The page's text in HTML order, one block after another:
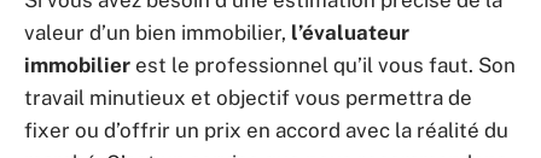
valeur d’un bien immobilier, l’évaluateur
immobilier est le professionnel qu’il vous faut. Son
travail minutieux et objectif vous permettra de
fixer ou d’offrir un prix en accord avec la réalité du